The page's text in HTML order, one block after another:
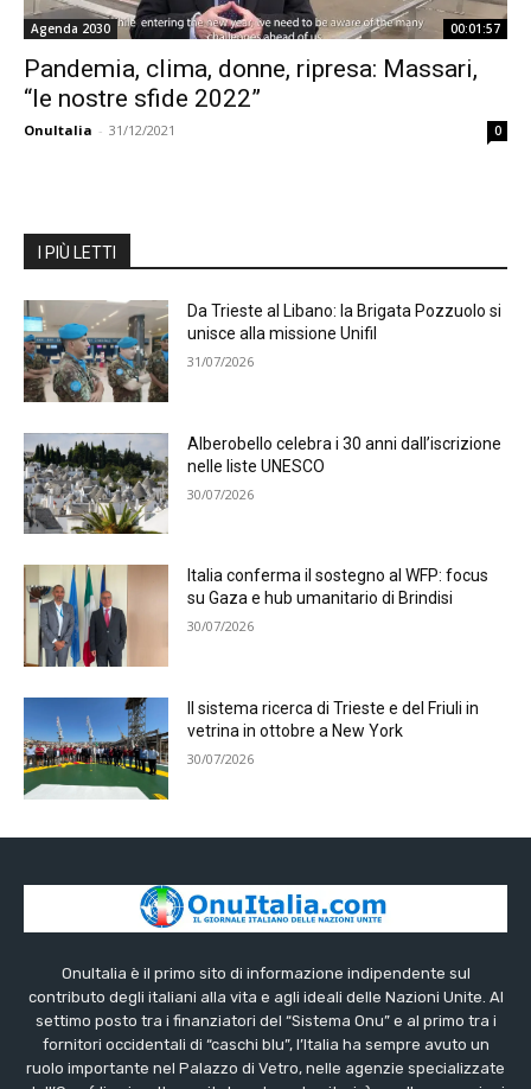
Agenda 2030 00:01:57
Pandemia, clima, donne, ripresa: Massari,
“le nostre sfide 2022”
OnuItalia - 31/12/2021 0
I PIÙ LETTI
Da Trieste al Libano: la Brigata Pozzuolo si
unisce alla missione Unifil
31/07/2026
Alberobello celebra i 30 anni dall’iscrizione
nelle liste UNESCO
30/07/2026
Italia conferma il sostegno al WFP: focus
su Gaza e hub umanitario di Brindisi
30/07/2026
Il sistema ricerca di Trieste e del Friuli in
vetrina in ottobre a New York
30/07/2026
OnuItalia è il primo sito di informazione indipendente sul
contributo degli italiani alla vita e agli ideali delle Nazioni Unite. Al
settimo posto tra i finanziatori del “Sistema Onu” e al primo tra i
fornitori occidentali di “caschi blu”, l’Italia ha sempre avuto un
ruolo importante nel Palazzo di Vetro, nelle agenzie specializzate